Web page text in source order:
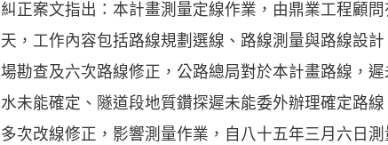
糾正案文指出：本計畫測量定線作業，由鼎業工程顧
天，工作內容包括路線規劃選線、路線測量與路線設
場勘查及六次路線修正，公路總局對於本計畫路線，
水未能確定、隧道段地質鑽探遲未能委外辦理確定路
多次改線修正，影響測量作業，自八十五年三月六日